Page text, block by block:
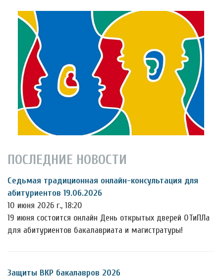
ПОСЛЕДНИЕ НОВОСТИ
Седьмая традиционная онлайн-консультация для
абитуриентов 19.06.2026
10 июня 2026 г., 18:20
19 июня состоится онлайн День открытых дверей ОТиПЛа
для абитуриентов бакалавриата и магистратуры!
Защиты ВКР бакалавров 2026